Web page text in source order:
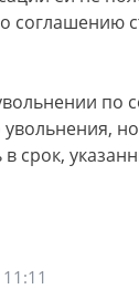
соглашению
по
в срок,